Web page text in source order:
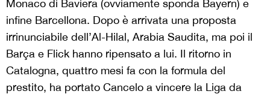
Monaco di Baviera (ovviamente sponda Bayern) e
infine Barcellona. Dopo è arrivata una proposta
irrinunciabile dell’Al-Hilal, Arabia Saudita, ma poi il
Barça e Flick hanno ripensato a lui. Il ritorno in
Catalogna, quattro mesi fa con la formula del
prestito, ha portato Cancelo a vincere la Liga da